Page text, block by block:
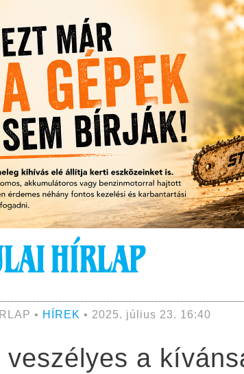
• HÍREK • 2025. július 23. 16:40
veszélyes a